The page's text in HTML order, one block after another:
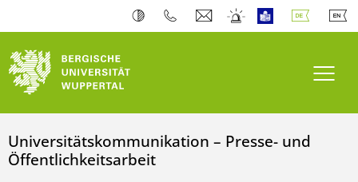
Universitätskommunikation – Presse- und
Öffentlichkeitsarbeit